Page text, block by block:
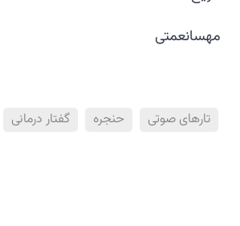
مهسانعمتی
تارهای صوتی حنجره گفتار درمانی